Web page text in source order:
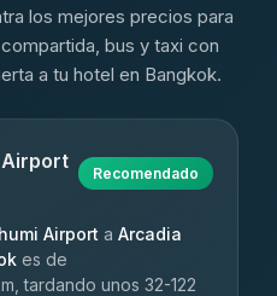
los mejores precios para
bus y taxi con
a tu hotel en Bangkok.
Recomendado
Airport a Arcadia
es de
tardando unos 32-122